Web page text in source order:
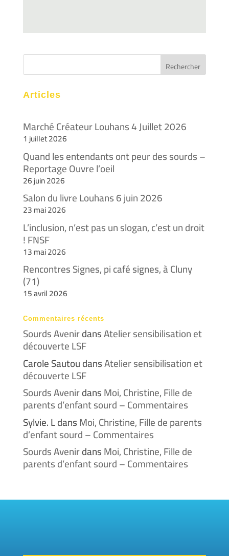
Articles
Marché Créateur Louhans 4 Juillet 2026
1 juillet 2026
Quand les entendants ont peur des sourds –
Reportage Ouvre l’oeil
26 juin 2026
Salon du livre Louhans 6 juin 2026
23 mai 2026
L’inclusion, n’est pas un slogan, c’est un droit
! FNSF
13 mai 2026
Rencontres Signes, pi café signes, à Cluny
(71)
15 avril 2026
Commentaires récents
Sourds AvenirdansAtelier sensibilisation et
découverte LSF
Carole SautoudansAtelier sensibilisation et
découverte LSF
Sourds AvenirdansMoi, Christine, Fille de
parents d’enfant sourd – Commentaires
Sylvie. LdansMoi, Christine, Fille de parents
d’enfant sourd – Commentaires
Sourds AvenirdansMoi, Christine, Fille de
parents d’enfant sourd – Commentaires